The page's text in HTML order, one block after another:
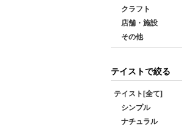
クラフト
店舗・施設
その他
テイストで絞る
テイスト[全て]
シンプル
ナチュラル